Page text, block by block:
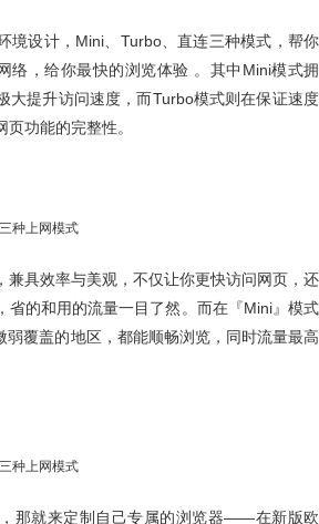
境设计，Mini、Turbo、直连三种模式，帮你
络，给你最快的浏览体验 。其中Mini模式拥
大提升访问速度，而Turbo模式则在保证速度
功能的完整性。
兼具效率与美观，不仅让你更快访问网页，还
省的和用的流量一目了然。而在『Mini』模式
弱覆盖的地区，都能顺畅浏览，同时流量最高
那就来定制自己专属的浏览器——在新版欧